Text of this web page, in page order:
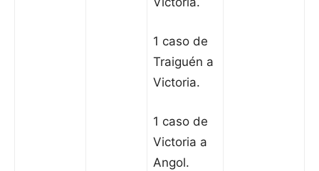
1 caso de
Traiguén a
Victoria.
1 caso de
Victoria a
Angol.